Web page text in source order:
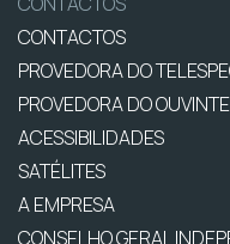
CONTACTOS
PROVEDORA DO
PROVEDORA DO OUVINTE
ACESSIBILIDADES
SATÉLITES
A EMPRESA
CONSELHO GERAL